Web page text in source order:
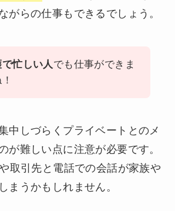
がらの仕事もできるでしょう。
忙しい人 でも仕事ができま
中しづらくプライベートとのメ
が難しい点に注意が必要です。
取引先と電話での会話が家族や
まうかもしれません。